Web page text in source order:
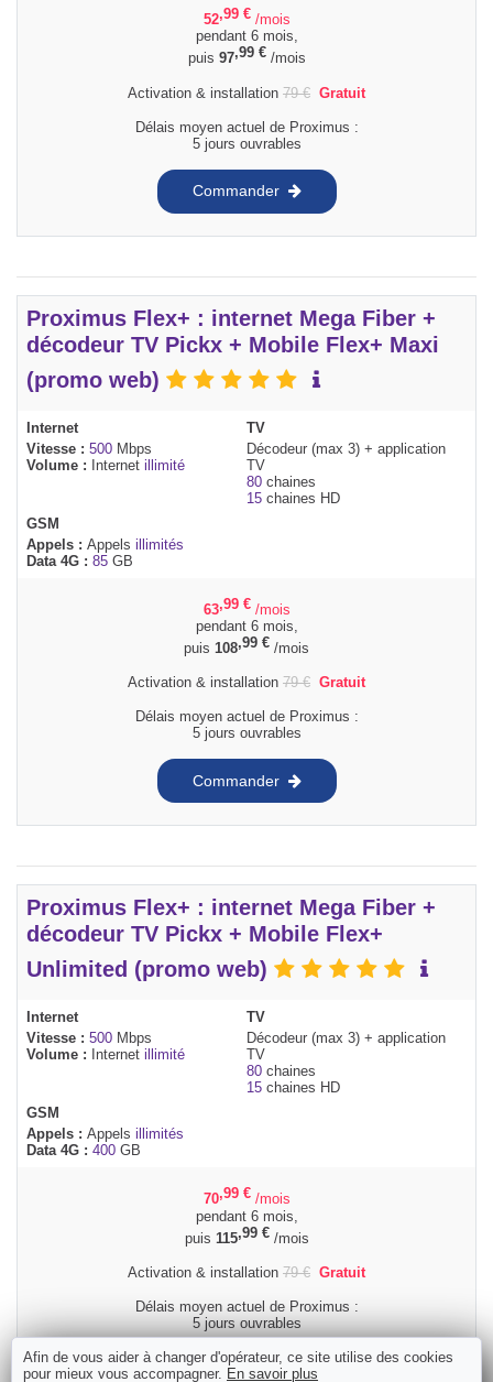
52,99 € /mois
pendant 6 mois,
puis 97,99 €/mois
Activation & installation 79€ Gratuit
Délais moyen actuel de Proximus :
5 jours ouvrables
Commander
Proximus Flex+ : internet Mega Fiber +
décodeur TV Pickx + Mobile Flex+ Maxi
(promo web)
Internet
Vitesse : 500 Mbps
Volume : Internet illimité
TV
Décodeur (max 3) + application
TV
80 chaines
15 chaines HD
GSM
Appels : Appels illimités
Data 4G : 85 GB
63,99 € /mois
pendant 6 mois,
puis 108,99 € /mois
Activation & installation 79€ Gratuit
Délais moyen actuel de Proximus :
5 jours ouvrables
Commander
Proximus Flex+ : internet Mega Fiber +
décodeur TV Pickx + Mobile Flex+
Unlimited (promo web)
Internet
Vitesse : 500 Mbps
Volume :
Internet illimité
TV
Décodeur (max 3) + application
TV
80 chaines
15 chaines HD
GSM
Appels : Appels illimités
Data 4G : 400 GB
70,99 € /mois
pendant 6 mois,
puis 115,99 €/mois
Activation & installation 79€ Gratuit
Délais moyen actuel de Proximus :
5 jours ouvrables
Commander
Afin de vous aider à changer d'opérateur, ce site utilise des cookies
pour mieux vous accompagner. En savoir plus